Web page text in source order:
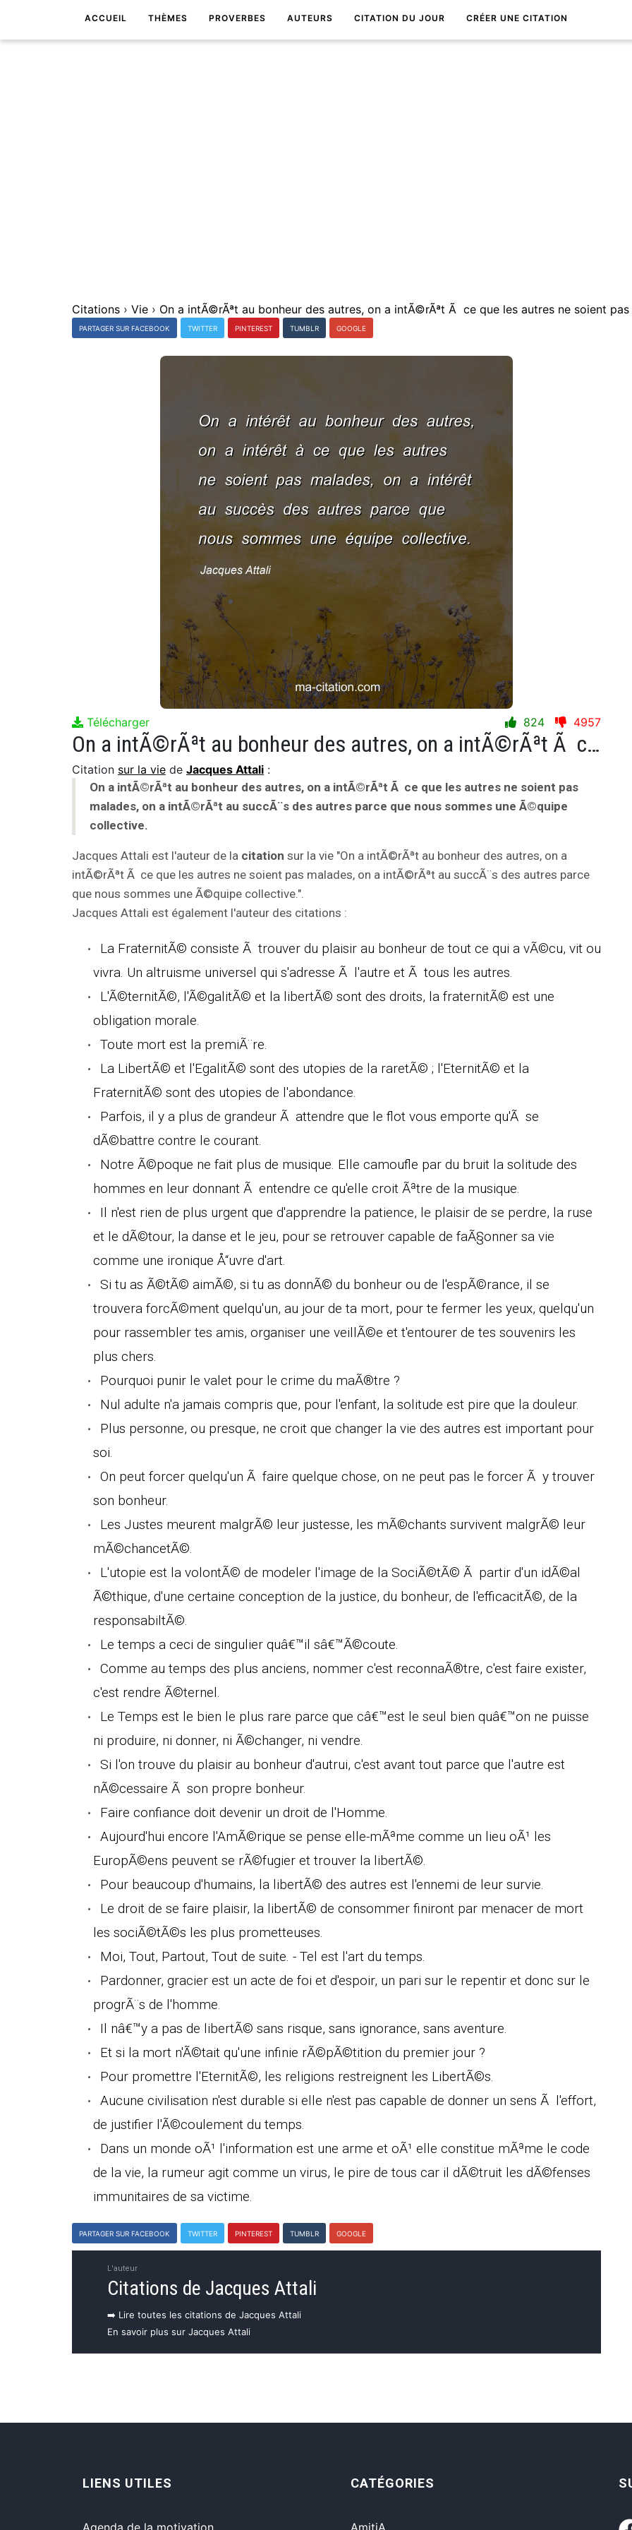
ACCUEIL THÈMES PROVERBES AUTEURS CITATION DU JOUR CRÉER UNE CITATION
Citations › Vie ›
PARTAGER SUR FACEBOOK TWITTER PINTEREST TUMBLR GOOGLE
Télécharger 824 4957
On a intÃ©rÃªt au bonheur des autres, on a intÃ©rÃªt Ã ce que les autres ne soient pas malades, on a intÃ©rÃªt au succÃ¨s des autres parce que nous sommes une Ã©quipe collective.
Citation sur la vie de Jacques Attali :
On a intÃ©rÃªt au bonheur des autres, on a intÃ©rÃªt Ã ce que les autres ne soient pas
malades, on a intÃ©rÃªt au succÃ¨s des autres parce que nous sommes une Ã©quipe
collective.
Jacques Attali est l'auteur de la citation sur la vie "On a intÃ©rÃªt au bonheur des autres, on a
intÃ©rÃªt Ã ce que les autres ne soient pas malades, on a intÃ©rÃªt au succÃ¨s des autres parce
que nous sommes une Ã©quipe collective.".
Jacques Attali est également l'auteur des citations :
La FraternitÃ© consiste Ã trouver du plaisir au bonheur de tout ce qui a vÃ©cu, vit ou
vivra. Un altruisme universel qui s'adresse Ã l'autre et Ã tous les autres.
L'Ã©ternitÃ©, l'Ã©galitÃ© et la libertÃ© sont des droits, la fraternitÃ© est une
obligation morale.
Toute mort est la premiÃ¨re.
La LibertÃ© et l'EgalitÃ© sont des utopies de la raretÃ© ; l'EternitÃ© et la
FraternitÃ© sont des utopies de l'abondance.
Parfois, il y a plus de grandeur Ã attendre que le flot vous emporte qu'Ã se
dÃ©battre contre le courant.
Notre Ã©poque ne fait plus de musique. Elle camoufle par du bruit la solitude des
hommes en leur donnant Ã entendre ce qu'elle croit Ãªtre de la musique.
Il n'est rien de plus urgent que d'apprendre la patience, le plaisir de se perdre, la ruse
et le dÃ©tour, la danse et le jeu, pour se retrouver capable de faÃ§onner sa vie
comme une ironique Å“uvre d'art.
Si tu as Ã©tÃ© aimÃ©, si tu as donnÃ© du bonheur ou de l'espÃ©rance, il se
trouvera forcÃ©ment quelqu'un, au jour de ta mort, pour te fermer les yeux, quelqu'un
pour rassembler tes amis, organiser une veillÃ©e et t'entourer de tes souvenirs les
plus chers.
Pourquoi punir le valet pour le crime du maÃ®tre ?
Nul adulte n'a jamais compris que, pour l'enfant, la solitude est pire que la douleur.
Plus personne, ou presque, ne croit que changer la vie des autres est important pour
soi.
On peut forcer quelqu'un Ã faire quelque chose, on ne peut pas le forcer Ã y trouver
son bonheur.
Les Justes meurent malgrÃ© leur justesse, les mÃ©chants survivent malgrÃ© leur
mÃ©chancetÃ©.
L'utopie est la volontÃ© de modeler l'image de la SociÃ©tÃ© Ã partir d'un idÃ©al
Ã©thique, d'une certaine conception de la justice, du bonheur, de l'efficacitÃ©, de la
responsabiltÃ©.
Le temps a ceci de singulier quâ€™il sâ€™Ã©coute.
Comme au temps des plus anciens, nommer c'est reconnaÃ®tre, c'est faire exister,
c'est rendre Ã©ternel.
Le Temps est le bien le plus rare parce que câ€™est le seul bien quâ€™on ne puisse
ni produire, ni donner, ni Ã©changer, ni vendre.
Si l'on trouve du plaisir au bonheur d'autrui, c'est avant tout parce que l'autre est
nÃ©cessaire Ã son propre bonheur.
Faire confiance doit devenir un droit de l'Homme.
Aujourd'hui encore l'AmÃ©rique se pense elle-mÃªme comme un lieu oÃ¹ les
EuropÃ©ens peuvent se rÃ©fugier et trouver la libertÃ©.
Pour beaucoup d'humains, la libertÃ© des autres est l'ennemi de leur survie.
Le droit de se faire plaisir, la libertÃ© de consommer finiront par menacer de mort
les sociÃ©tÃ©s les plus prometteuses.
Moi, Tout, Partout, Tout de suite. - Tel est l'art du temps.
Pardonner, gracier est un acte de foi et d'espoir, un pari sur le repentir et donc sur le
progrÃ¨s de l'homme.
Il nâ€™y a pas de libertÃ© sans risque, sans ignorance, sans aventure.
Et si la mort n'Ã©tait qu'une infinie rÃ©pÃ©tition du premier jour ?
Pour promettre l'EternitÃ©, les religions restreignent les LibertÃ©s.
Aucune civilisation n'est durable si elle n'est pas capable de donner un sens Ã l'effort,
de justifier l'Ã©coulement du temps.
Dans un monde oÃ¹ l'information est une arme et oÃ¹ elle constitue mÃªme le code
de la vie, la rumeur agit comme un virus, le pire de tous car il dÃ©truit les dÃ©fenses
immunitaires de sa victime.
PARTAGER SUR FACEBOOK TWITTER PINTEREST TUMBLR GOOGLE
L'auteur
Citations de Jacques Attali
➡️ Lire toutes les citations de Jacques Attali
En savoir plus sur Jacques Attali
LIENS UTILES
Agenda de la motivation
CATÉGORIES
AmitiA